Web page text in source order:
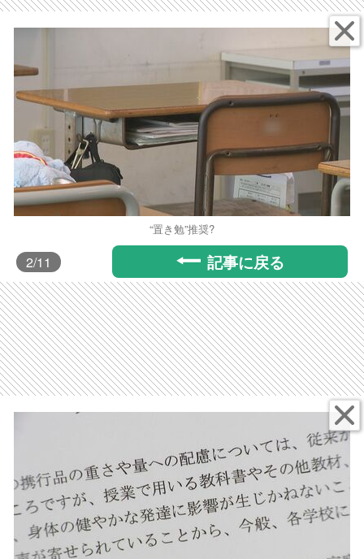
“置き勉”推奨?
2/11 記事に戻る